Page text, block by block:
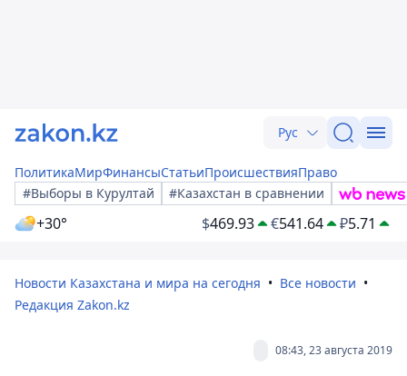
Рус
ПолитикаМирФинансыСтатьиПроисшествияПраво
#Выборы в Курултай
#Казахстан в сравнении
+30° $469.93 €541.64 ₽5.71
Новости Казахстана и мира на сегодня
Все новости
Редакция Zakon.kz
08:43, 23 августа 2019